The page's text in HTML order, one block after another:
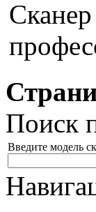
Сканер
Поиск
Введите модель